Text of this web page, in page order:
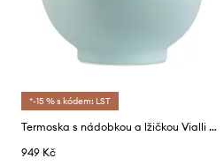
*-15 % s kódem: LST
Termoska s nádobkou a lžičkou Vialli Design Fuori 680 ml
949 Kč